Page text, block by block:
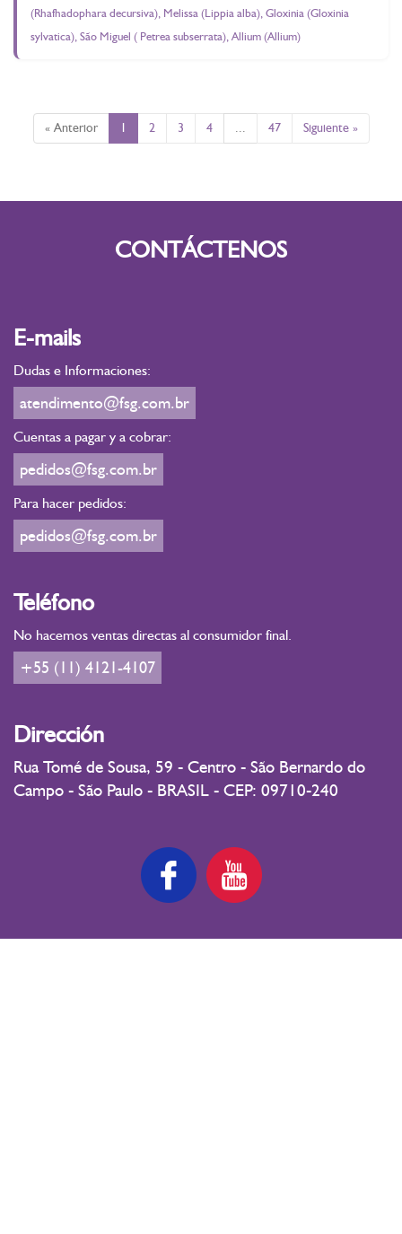
(Rhafhadophara decursiva), Melissa (Lippia alba), Gloxinia (Gloxinia
sylvatica), São Miguel ( Petrea subserrata), Allium (Allium)
« Anterior 1 2 3 4 ... 47 Siguiente »
CONTÁCTENOS
E-mails
Dudas e Informaciones:
atendimento@fsg.com.br
Cuentas a pagar y a cobrar:
pedidos@fsg.com.br
Para hacer pedidos:
pedidos@fsg.com.br
Teléfono
No hacemos ventas directas al consumidor final.
+55 (11) 4121-4107
Dirección
Rua Tomé de Sousa, 59 - Centro - São Bernardo do
Campo - São Paulo - BRASIL - CEP: 09710-240